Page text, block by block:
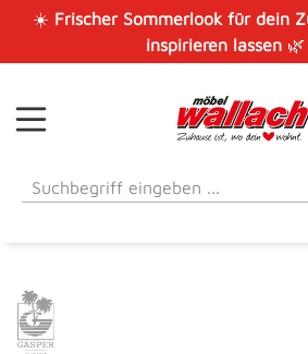
Zum Hauptinhalt springen
☀️ Frischer Sommerlook für dein
inspirieren lassen🌿